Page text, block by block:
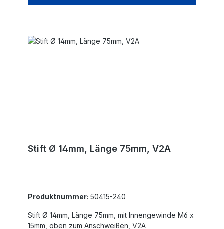
Stift Ø 14mm, Länge 75mm, V2A
Produktnummer: 50415-240
Stift Ø 14mm, Länge 75mm, mit Innengewinde M6 x
15mm, oben zum Anschweißen, V2A